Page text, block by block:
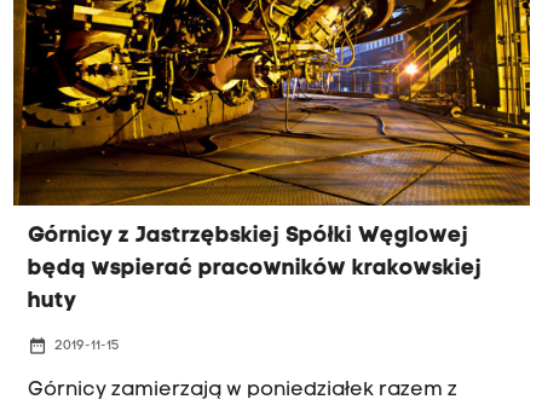
Górnicy z Jastrzębskiej Spółki Węglowej
będą wspierać pracowników krakowskiej
huty
date_range 2019-11-15
Górnicy zamierzają w poniedziałek razem z